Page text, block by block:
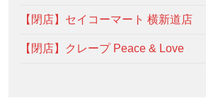
【閉店】セイコーマート 横新道店
【閉店】クレープ Peace & Love